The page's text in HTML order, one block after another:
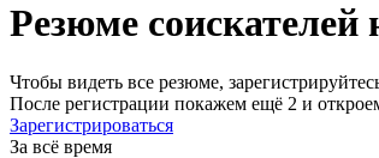
Резюме
Чтобы видеть все резюме,
После регистрации покажем ещё 2 и
Зарегистрироваться
За всё время